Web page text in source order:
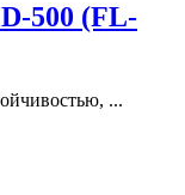
500 (FL-
...